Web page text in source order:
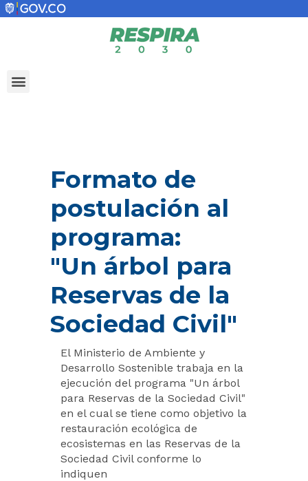
Formato de
postulación al
programa:
"Un árbol para
Reservas de la
Sociedad Civil"
El Ministerio de Ambiente y
Desarrollo Sostenible trabaja en la
ejecución del programa "Un árbol
para Reservas de la Sociedad Civil"
en el cual se tiene como objetivo la
restauración ecológica de
ecosistemas en las Reservas de la
Sociedad Civil conforme lo
indiquen